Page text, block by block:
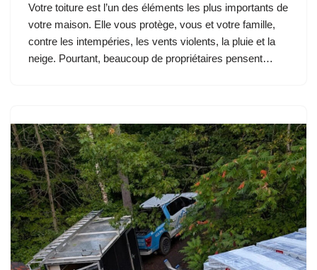
Votre toiture est l’un des éléments les plus importants de
votre maison. Elle vous protège, vous et votre famille,
contre les intempéries, les vents violents, la pluie et la
neige. Pourtant, beaucoup de propriétaires pensent…